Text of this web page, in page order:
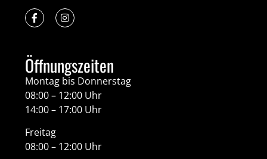
Öffnungszeiten
Montag bis Donnerstag
08:00 – 12:00 Uhr
14:00 – 17:00 Uhr
Freitag
08:00 – 12:00 Uhr